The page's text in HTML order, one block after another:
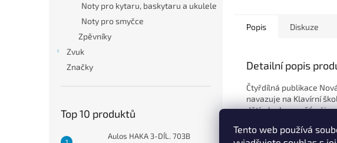
Tento web používá
Noty pro kytaru, baskytaru a ukulele
Noty pro smyčce
Zpěvníky
Zvuk
Značky
Top 10 produktů
Aulos HAKA 3-DÍL. 703B
Popis Diskuze
Detailní popis
Čtyřdílná publikace
navazuje na Klavírní
dětí, sluch, paměť,
teoretický materiál